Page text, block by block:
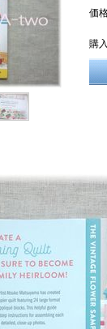
価
購